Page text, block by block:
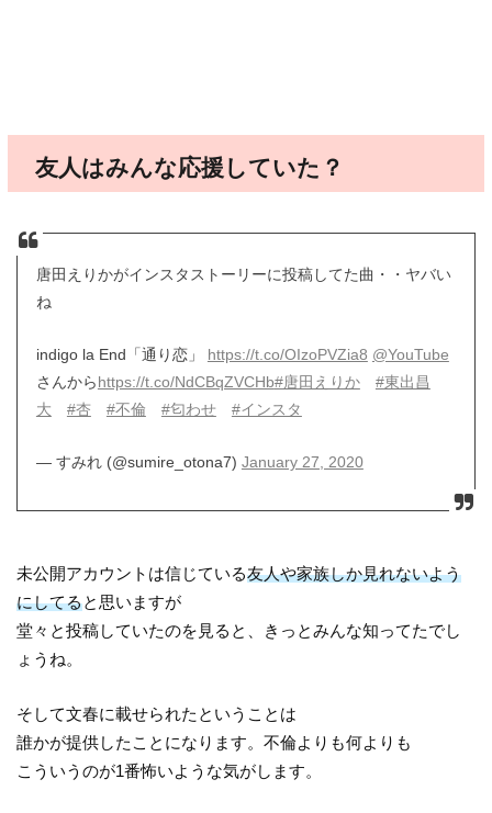
友人はみんな応援していた？
唐田えりかがインスタストーリーに投稿してた曲・・ヤバい
ね
indigo la End「通り恋」 https://t.co/OIzoPVZia8 @YouTube
さんからhttps://t.co/NdCBqZVCHb#唐田えりか
#東出昌
大
#杏 #不倫 #匂わせ #インスタ
— すみれ (@sumire_otona7) January 27, 2020
未公開アカウントは信じている友人や家族しか見れないよう
にしてると思いますが
堂々と投稿していたのを見ると、きっとみんな知ってたでし
ょうね。
そして文春に載せられたということは
誰かが提供したことになります。不倫よりも何よりも
こういうのが1番怖いような気がします。